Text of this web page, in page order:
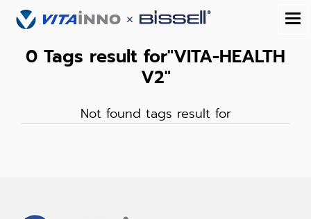
0 Tags result for"VITA-HEALTH
V2"
Not found tags result for